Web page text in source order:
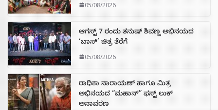
05/08/2026
ಆಗಸ್ಟ್ 7 ರಂದು ತನುಷ್ ಶಿವಣ್ಣ ಅಭಿನಯದ
‘ಬಾಸ್’ ಚಿತ್ರ ತೆರೆಗೆ
05/08/2026
ರಾಧಿಕಾ ನಾರಾಯಣ್ ಹಾಗೂ ಮಿತ್ರ
ಅಭಿನಯದ “ಮಹಾನ್” ಫಸ್ಟ್ ಲುಕ್
ಅನಾವರಣ